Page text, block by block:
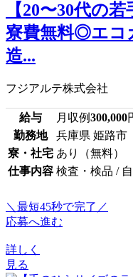
【20〜30代の
寮費無料◎エコ
造...
フジアルテ株式会社
給与 月収例300,000
勤務地
兵庫県 姫路市
寮・社宅 あり（無料）
仕事内容 検査・検品 /
＼最短45秒で完了／
応募へ進む
詳しく
見る